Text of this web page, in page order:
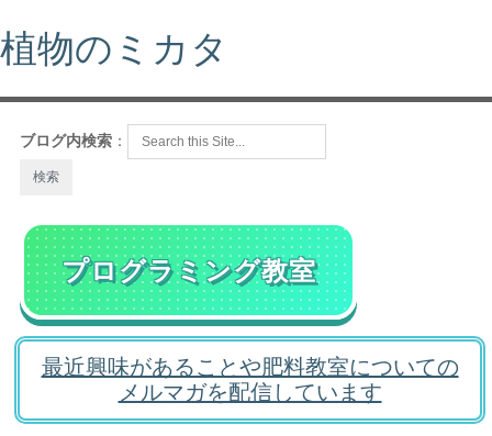
植物のミカタ
ブログ内検索 ：
プログラミング教室
最近興味があることや肥料教室についての
メルマガを配信しています